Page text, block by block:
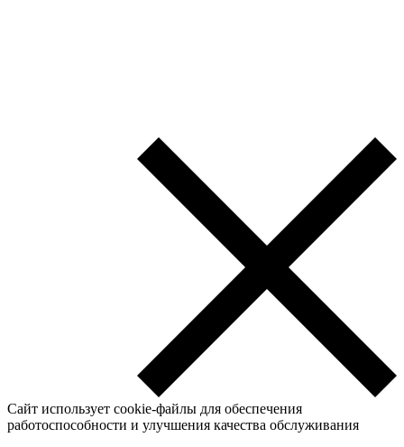
Сайт использует cookie-файлы для обеспечения
работоспособности и улучшения качества обслуживания